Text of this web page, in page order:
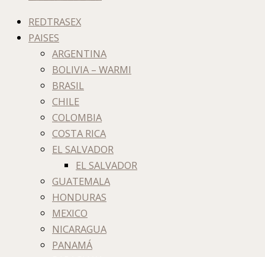
REDTRASEX
PAISES
ARGENTINA
BOLIVIA – WARMI
BRASIL
CHILE
COLOMBIA
COSTA RICA
EL SALVADOR
EL SALVADOR
GUATEMALA
HONDURAS
MEXICO
NICARAGUA
PANAMÁ